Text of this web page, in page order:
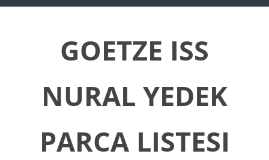
Hakkımızda
GOETZE ISS
NURAL YEDEK
PARCA LISTESI